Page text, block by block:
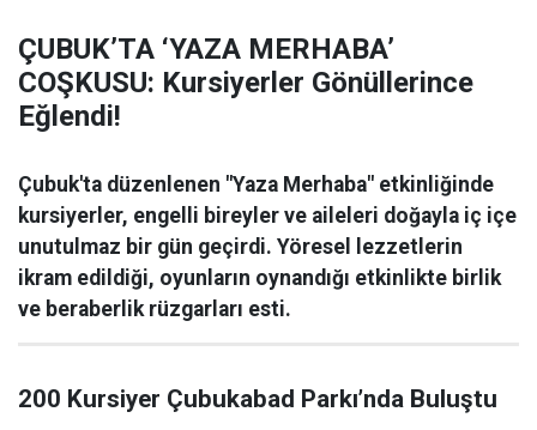
ÇUBUK’TA ‘YAZA MERHABA’
COŞKUSU: Kursiyerler Gönüllerince
Eğlendi!
Çubuk'ta düzenlenen "Yaza Merhaba" etkinliğinde
kursiyerler, engelli bireyler ve aileleri doğayla iç içe
unutulmaz bir gün geçirdi. Yöresel lezzetlerin
ikram edildiği, oyunların oynandığı etkinlikte birlik
ve beraberlik rüzgarları esti.
200 Kursiyer Çubukabad Parkı’nda Buluştu